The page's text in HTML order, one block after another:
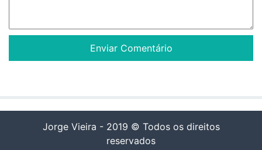
Jorge Vieira - 2019 © Todos os direitos
reservados